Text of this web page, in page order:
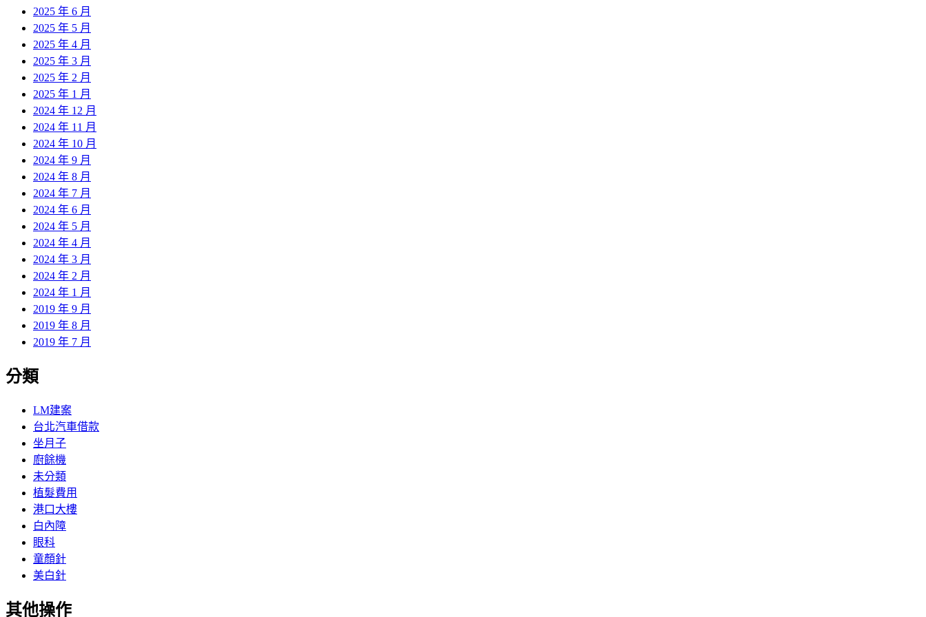
2025 年 6 月
2025 年 5 月
2025 年 4 月
2025 年 3 月
2025 年 2 月
2025 年 1 月
2024 年 12 月
2024 年 11 月
2024 年 10 月
2024 年 9 月
2024 年 8 月
2024 年 7 月
2024 年 6 月
2024 年 5 月
2024 年 4 月
2024 年 3 月
2024 年 2 月
2024 年 1 月
2019 年 9 月
2019 年 8 月
2019 年 7 月
分類
LM建案
台北汽車借款
坐月子
廚餘機
未分類
植髮費用
港口大樓
白內障
眼科
童顏針
美白針
其他操作